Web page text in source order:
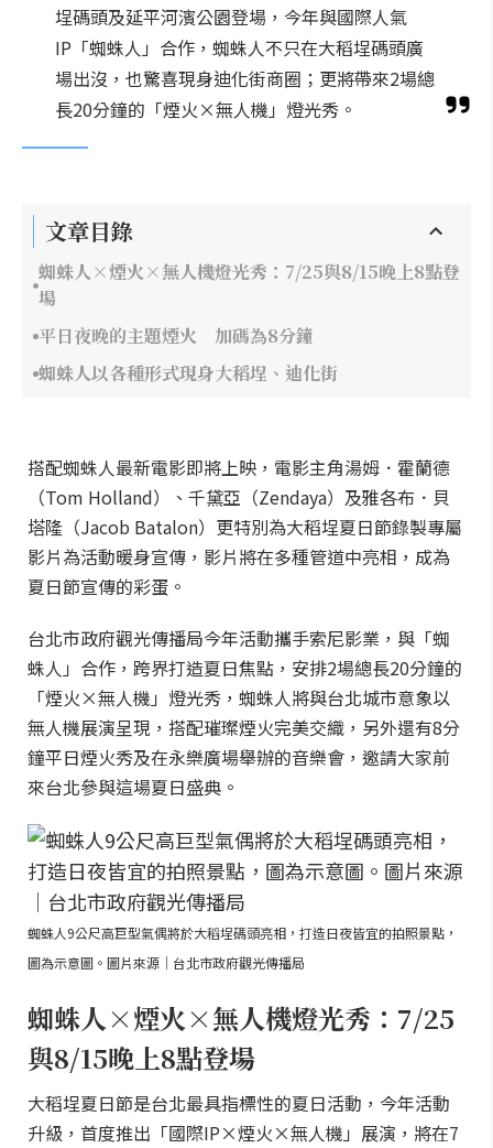
埕碼頭及延平河濱公園登場，今年與國際人氣
IP「蜘蛛人」合作，蜘蛛人不只在大稻埕碼頭廣
場出沒，也驚喜現身迪化街商圈；更將帶來2場總
長20分鐘的「煙火×無人機」燈光秀。
文章目錄
蜘蛛人×煙火×無人機燈光秀：7/25與8/15晚上8點登
場
平日夜晚的主題煙火 加碼為8分鐘
蜘蛛人以各種形式現身大稻埕、迪化街
搭配蜘蛛人最新電影即將上映，電影主角湯姆．霍蘭德
（Tom Holland）、千黛亞（Zendaya）及雅各布．貝
塔隆（Jacob Batalon）更特別為大稻埕夏日節錄製專屬
影片為活動暖身宣傳，影片將在多種管道中亮相，成為
夏日節宣傳的彩蛋。
台北市政府觀光傳播局今年活動攜手索尼影業，與「蜘
蛛人」合作，跨界打造夏日焦點，安排2場總長20分鐘的
「煙火×無人機」燈光秀，蜘蛛人將與台北城市意象以
無人機展演呈現，搭配璀璨煙火完美交織，另外還有8分
鐘平日煙火秀及在永樂廣場舉辦的音樂會，邀請大家前
來台北參與這場夏日盛典。
蜘蛛人9公尺高巨型氣偶將於大稻埕碼頭亮相，打造日夜皆宜的拍照景點，
圖為示意圖。圖片來源｜台北市政府觀光傳播局
蜘蛛人×煙火×無人機燈光秀：7/25
與8/15晚上8點登場
大稻埕夏日節是台北最具指標性的夏日活動，今年活動
升級，首度推出「國際IP×煙火×無人機」展演，將在7